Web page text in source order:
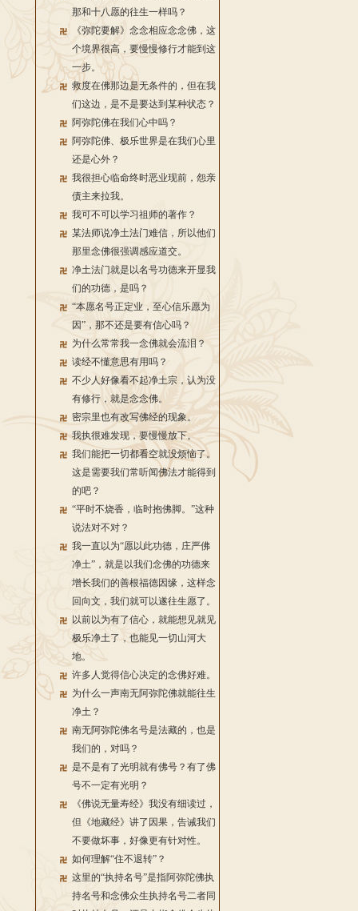
那和十八愿的往生一样吗？
《弥陀要解》念念相应念念佛，这
个境界很高，要慢慢修行才能到这
一步。
救度在佛那边是无条件的，但在我
们这边，是不是要达到某种状态？
阿弥陀佛在我们心中吗？
阿弥陀佛、极乐世界是在我们心里
还是心外？
我很担心临命终时恶业现前，怨亲
债主来拉我。
我可不可以学习祖师的著作？
某法师说净土法门难信，所以他们
那里念佛很强调感应道交。
净土法门就是以名号功德来开显我
们的功德，是吗？
“本愿名号正定业，至心信乐愿为
因”，那不还是要有信心吗？
为什么常常我一念佛就会流泪？
读经不懂意思有用吗？
不少人好像看不起净土宗，认为没
有修行，就是念念佛。
密宗里也有改写佛经的现象。
我执很难发现，要慢慢放下。
我们能把一切都看空就没烦恼了。
这是需要我们常听闻佛法才能得到
的吧？
“平时不烧香，临时抱佛脚。”这种
说法对不对？
我一直以为“愿以此功德，庄严佛
净土”，就是以我们念佛的功德来
增长我们的善根福德因缘，这样念
回向文，我们就可以遂往生愿了。
以前以为有了信心，就能想见就见
极乐净土了，也能见一切山河大
地。
许多人觉得信心决定的念佛好难。
为什么一声南无阿弥陀佛就能往生
净土？
南无阿弥陀佛名号是法藏的，也是
我们的，对吗？
是不是有了光明就有佛号？有了佛
号不一定有光明？
《佛说无量寿经》我没有细读过，
但《地藏经》讲了因果，告诫我们
不要做坏事，好像更有针对性。
如何理解“住不退转”？
这里的“执持名号”是指阿弥陀佛执
持名号和念佛众生执持名号二者同